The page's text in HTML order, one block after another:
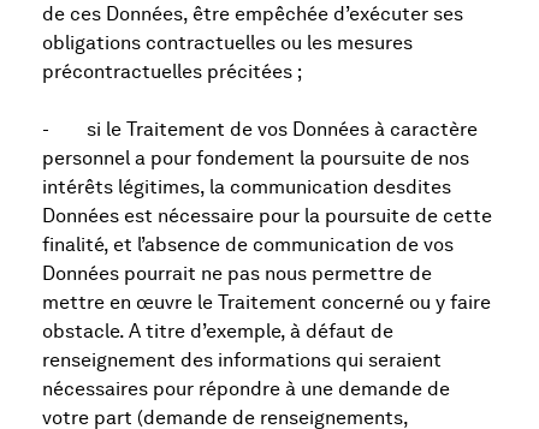
de ces Données, être empêchée d’exécuter ses
obligations contractuelles ou les mesures
précontractuelles précitées ;
- si le Traitement de vos Données à caractère
personnel a pour fondement la poursuite de nos
intérêts légitimes, la communication desdites
Données est nécessaire pour la poursuite de cette
finalité, et l’absence de communication de vos
Données pourrait ne pas nous permettre de
mettre en œuvre le Traitement concerné ou y faire
obstacle. A titre d’exemple, à défaut de
renseignement des informations qui seraient
nécessaires pour répondre à une demande de
votre part (demande de renseignements,